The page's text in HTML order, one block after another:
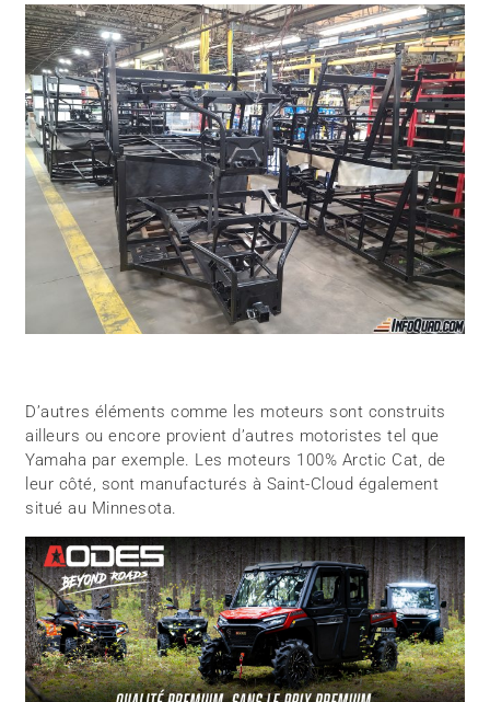
D’autres éléments comme les moteurs sont construits
ailleurs ou encore provient d’autres motoristes tel que
Yamaha par exemple. Les moteurs 100% Arctic Cat, de
leur côté, sont manufacturés à Saint-Cloud également
situé au Minnesota.